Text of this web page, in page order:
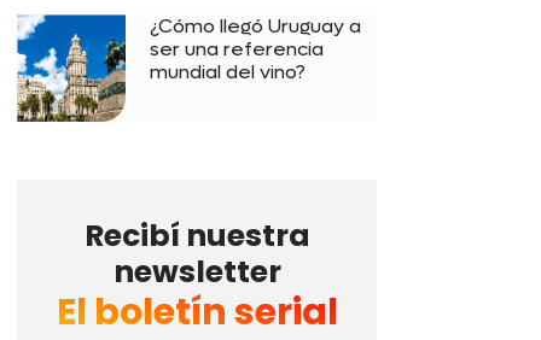
¿Cómo llegó Uruguay a
ser una referencia
mundial del vino?
Recibí nuestra
newsletter
El boletín serial